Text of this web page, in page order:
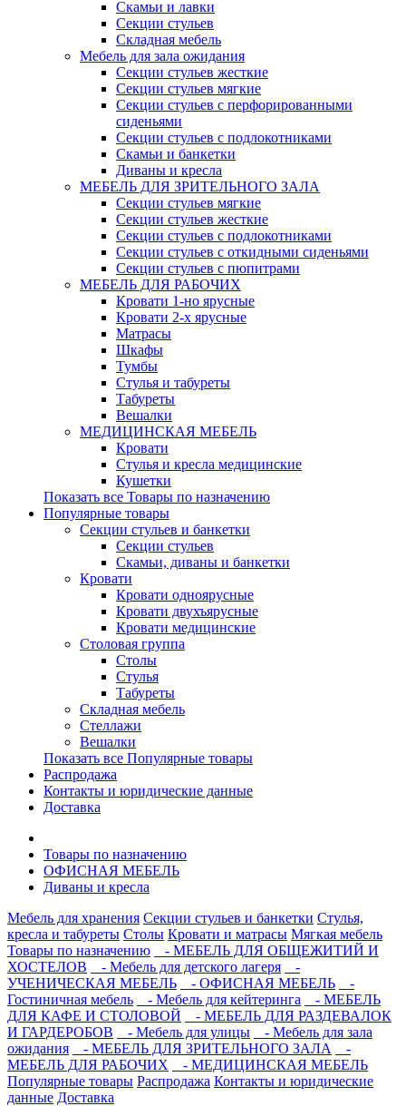
Скамьи и лавки
Секции стульев
Складная мебель
Мебель для зала ожидания
Секции стульев жесткие
Секции стульев мягкие
Секции стульев с перфорированными
сиденьями
Секции стульев с подлокотниками
Скамьи и банкетки
Диваны и кресла
МЕБЕЛЬ ДЛЯ ЗРИТЕЛЬНОГО ЗАЛА
Секции стульев мягкие
Секции стульев жесткие
Секции стульев с подлокотниками
Секции стульев с откидными сиденьями
Секции стульев с пюпитрами
МЕБЕЛЬ ДЛЯ РАБОЧИХ
Кровати 1-но ярусные
Кровати 2-х ярусные
Матрасы
Шкафы
Тумбы
Стулья и табуреты
Табуреты
Вешалки
МЕДИЦИНСКАЯ МЕБЕЛЬ
Кровати
Стулья и кресла медицинские
Кушетки
Показать все Товары по назначению
Популярные товары
Секции стульев и банкетки
Секции стульев
Скамьи, диваны и банкетки
Кровати
Кровати одноярусные
Кровати двухъярусные
Кровати медицинские
Столовая группа
Столы
Стулья
Табуреты
Складная мебель
Стеллажи
Вешалки
Показать все Популярные товары
Распродажа
Контакты и юридические данные
Доставка
Товары по назначению
ОФИСНАЯ МЕБЕЛЬ
Диваны и кресла
Мебель для хранения Секции стульев и банкетки Стулья,
кресла и табуреты Столы Кровати и матрасы Мягкая мебель
Товары по назначению
- МЕБЕЛЬ ДЛЯ ОБЩЕЖИТИЙ И
ХОСТЕЛОВ
- Мебель для детского лагеря
-
УЧЕНИЧЕСКАЯ МЕБЕЛЬ
- ОФИСНАЯ МЕБЕЛЬ
-
Гостиничная мебель
- Мебель для кейтеринга
- МЕБЕЛЬ
ДЛЯ КАФЕ И СТОЛОВОЙ
- МЕБЕЛЬ ДЛЯ РАЗДЕВАЛОК
И ГАРДЕРОБОВ
- Мебель для улицы
- Мебель для зала
ожидания
- МЕБЕЛЬ ДЛЯ ЗРИТЕЛЬНОГО ЗАЛА
-
МЕБЕЛЬ ДЛЯ РАБОЧИХ
- МЕДИЦИНСКАЯ МЕБЕЛЬ
Популярные товары Распродажа Контакты и юридические
данные Доставка